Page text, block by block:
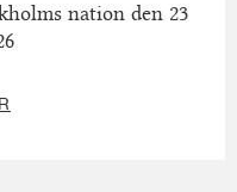
nation den 23